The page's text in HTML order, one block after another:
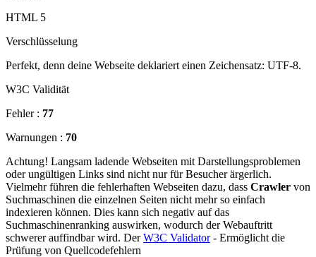
HTML 5
Verschlüsselung
Perfekt, denn deine Webseite deklariert einen Zeichensatz: UTF-8.
W3C Validität
Fehler : 77
Warnungen : 70
Achtung! Langsam ladende Webseiten mit Darstellungsproblemen
oder ungültigen Links sind nicht nur für Besucher ärgerlich.
Vielmehr führen die fehlerhaften Webseiten dazu, dass Crawler von
Suchmaschinen die einzelnen Seiten nicht mehr so einfach
indexieren können. Dies kann sich negativ auf das
Suchmaschinenranking auswirken, wodurch der Webauftritt
schwerer auffindbar wird. DerW3C Validator- Ermöglicht die
Prüfung von Quellcodefehlern